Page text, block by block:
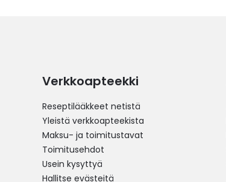
Verkkoapteekki
Reseptilääkkeet netistä
Yleistä verkkoapteekista
Maksu- ja toimitustavat
Toimitusehdot
Usein kysyttyä
Hallitse evästeitä